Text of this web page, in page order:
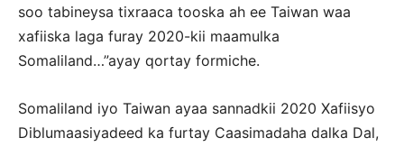
soo tabineysa tixraaca tooska ah ee Taiwan waa
xafiiska laga furay 2020-kii maamulka
Somaliland…”ayay qortay formiche.
Somaliland iyo Taiwan ayaa sannadkii 2020 Xafiisyo
Diblumaasiyadeed ka furtay Caasimadaha dalka Dal,